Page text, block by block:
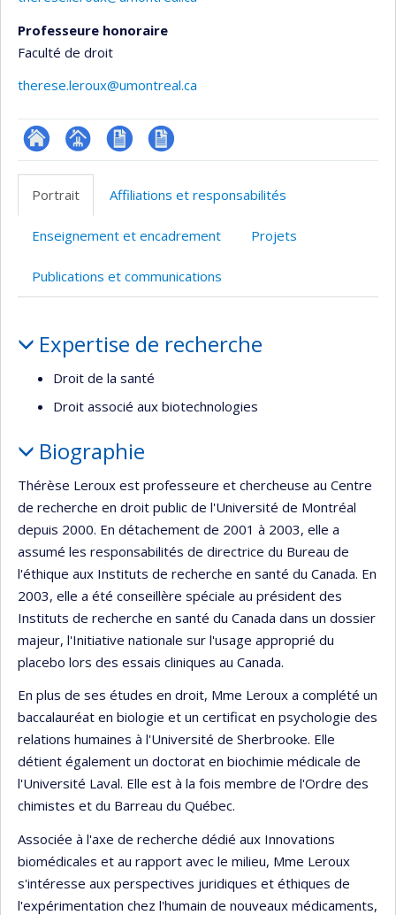
Professeure honoraire
Faculté de droit
therese.leroux@umontreal.ca
ResearchGate
Page
professionnelle
(faculté,département,école)
CV
CV
Portrait Affiliations et responsabilités
Enseignement et encadrement Projets
Publications et communications
Expertise de recherche
Droit de la santé
Droit associé aux biotechnologies
Biographie
Thérèse Leroux est professeure et chercheuse au Centre
de recherche en droit public de l'Université de Montréal
depuis 2000. En détachement de 2001 à 2003, elle a
assumé les responsabilités de directrice du Bureau de
l'éthique aux Instituts de recherche en santé du Canada. En
2003, elle a été conseillère spéciale au président des
Instituts de recherche en santé du Canada dans un dossier
majeur, l'Initiative nationale sur l'usage approprié du
placebo lors des essais cliniques au Canada.
En plus de ses études en droit, Mme Leroux a complété un
baccalauréat en biologie et un certificat en psychologie des
relations humaines à l'Université de Sherbrooke. Elle
détient également un doctorat en biochimie médicale de
l'Université Laval. Elle est à la fois membre de l'Ordre des
chimistes et du Barreau du Québec.
Associée à l'axe de recherche dédié aux Innovations
biomédicales et au rapport avec le milieu, Mme Leroux
s'intéresse aux perspectives juridiques et éthiques de
l'expérimentation chez l'humain de nouveaux médicaments,